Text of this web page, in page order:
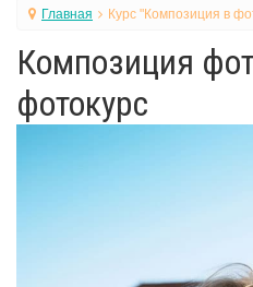
Главная Курс "Композиция в
Композиция
фотокурс